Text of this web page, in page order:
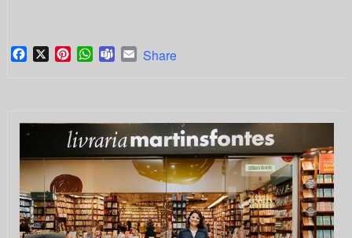
Facebook
X PinterestWhatsApp
TeamsEmail
Share